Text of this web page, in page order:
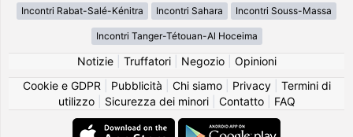
Incontri Rabat-Salé-Kénitra Incontri Sahara Incontri Souss-Massa
Incontri Tanger-Tétouan-Al Hoceima
Notizie| Truffatori| Negozio| Opinioni
Cookie e GDPR
Pubblicità Chi siamo| Privacy| Termini di
utilizzo| Sicurezza dei minori| Contatto| FAQ